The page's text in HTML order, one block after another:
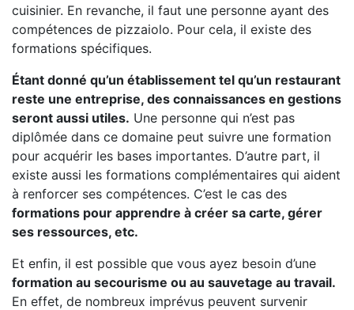
cuisinier. En revanche, il faut une personne ayant des
compétences de pizzaiolo. Pour cela, il existe des
formations spécifiques.
Étant donné qu’un établissement tel qu’un restaurant
reste une entreprise, des connaissances en gestions
seront aussi utiles. Une personne qui n’est pas
diplômée dans ce domaine peut suivre une formation
pour acquérir les bases importantes. D’autre part, il
existe aussi les formations complémentaires qui aident
à renforcer ses compétences. C’est le cas des
formations pour apprendre à créer sa carte, gérer
ses ressources, etc.
Et enfin, il est possible que vous ayez besoin d’une
formation au secourisme ou au sauvetage au travail.
En effet, de nombreux imprévus peuvent survenir